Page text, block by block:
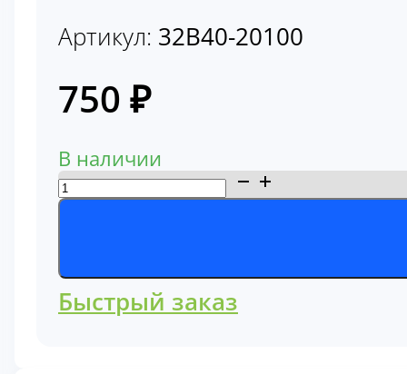
Артикул: 32B40-20100
750 ₽
В наличии
Количество
товара
масляный
32B40-
20100
Быстрый заказ